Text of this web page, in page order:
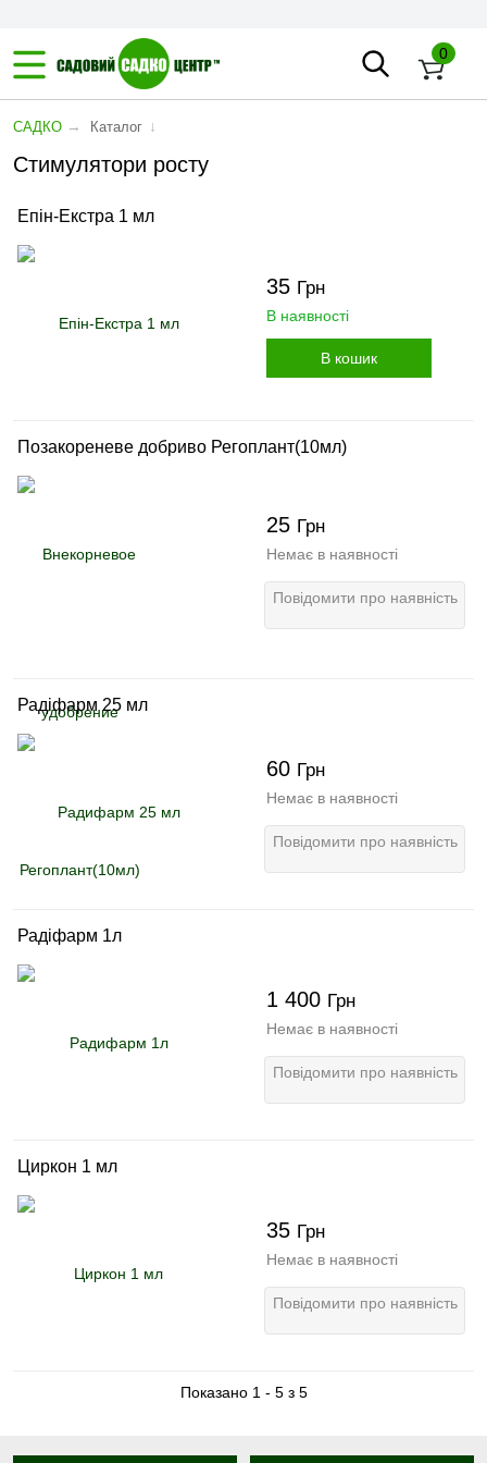
0
САДКО → Каталог ↓
Стимулятори росту
Епін-Екстра 1 мл
35 Грн
В наявності
В кошик
Позакореневе добриво Регоплант(10мл)
25 Грн
Немає в наявності
Повідомити про наявність
Радіфарм 25 мл
60 Грн
Немає в наявності
Повідомити про наявність
Радіфарм 1л
1 400 Грн
Немає в наявності
Повідомити про наявність
Циркон 1 мл
35 Грн
Немає в наявності
Повідомити про наявність
Показано 1 - 5 з 5